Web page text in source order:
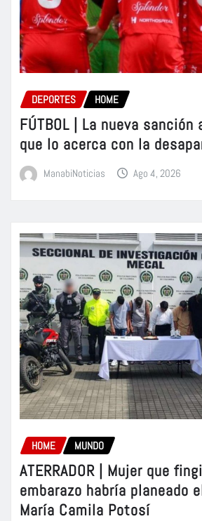
DEPORTES HOME
FÚTBOL | La nueva sanción
que lo acerca con la
ManabiNoticias Ago 4, 2026
HOME MUNDO
ATERRADOR | Mujer que
embarazo habría planeado
María Camila Potosí